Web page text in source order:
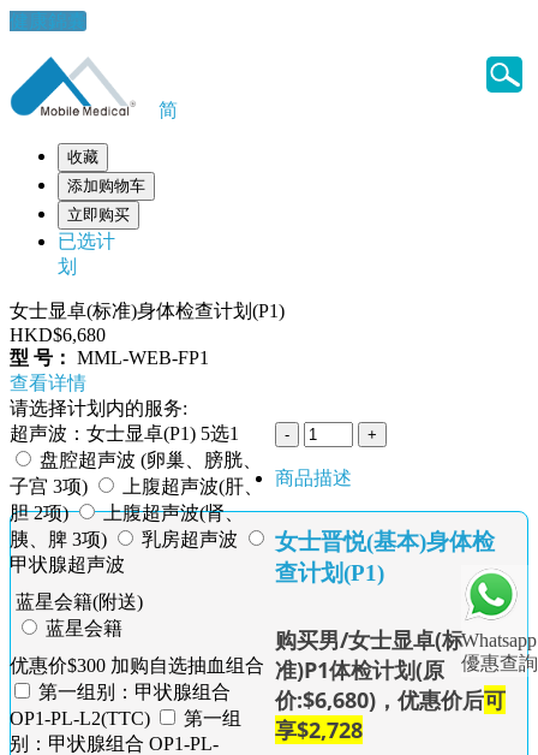
健康錦囊
Whatsapp
優惠查詢
简
收藏
添加购物车
立即购买
已选计
划
女士显卓(标准)身体检查计划(P1)
HKD$6,680
型 号： MML-WEB-FP1
查看详情
请选择计划内的服务:
超声波：女士显卓(P1) 5选1
盘腔超声波 (卵巢、膀胱、
子宫 3项)
上腹超声波(肝、
胆 2项)
上腹超声波(肾、
胰、脾 3项)
乳房超声波
甲状腺超声波
蓝星会籍(附送)
蓝星会籍
优惠价$300 加购自选抽血组合
第一组别：甲状腺组合
OP1-PL-L2(TTC)
第一组
别：甲状腺组合 OP1-PL-
商品描述
女士晋悦(基本)身体检
查计划(P1)
购买男/女士显卓(标
准)P1体检计划(原
价:$6,680)，优惠价后可
享$2,728